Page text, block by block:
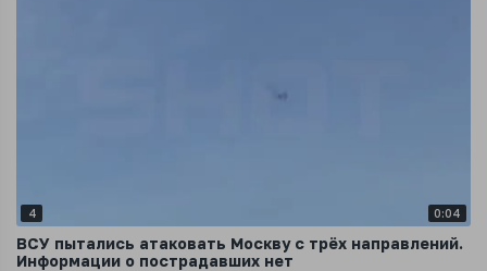
4 0:04
ВСУ пытались атаковать Москву с трёх направлений.
Информации о пострадавших нет